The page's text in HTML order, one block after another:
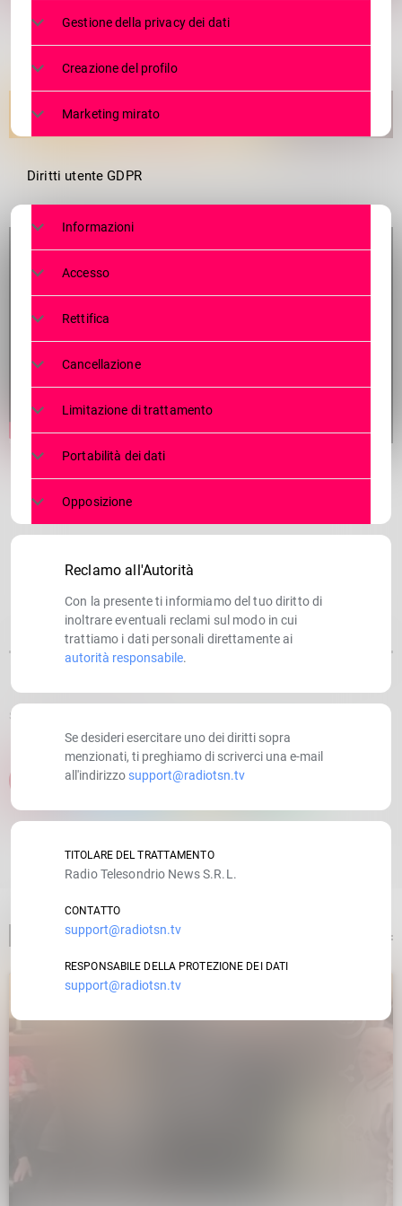
SCRITTO DA:
email
ARTICOLO PRECEDENTE
insert_link
Gestione della privacy dei dati
Creazione del profilo
Marketing mirato
Diritti utente GDPR
Informazioni
Accesso
Rettifica
Cancellazione
Limitazione di trattamento
Portabilità dei dati
Opposizione
Reclamo all'Autorità
Con la presente ti informiamo del tuo diritto di
inoltrare eventuali reclami sul modo in cui
trattiamo i dati personali direttamente ai
autorità responsabile.
Se desideri esercitare uno dei diritti sopra
menzionati, ti preghiamo di scriverci una e-mail
all'indirizzo support@radiotsn.tv
TITOLARE DEL TRATTAMENTO
Radio Telesondrio News S.R.L.
CONTATTO
support@radiotsn.tv
RESPONSABILE DELLA PROTEZIONE DEI DATI
support@radiotsn.tv